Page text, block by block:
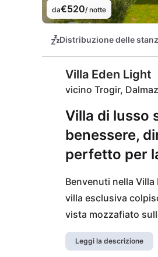
da€520/ notte
Distribuzione delle
Villa Eden Light
vicino Trogir,
Villa di lusso
benessere,
perfetto per
Benvenuti nella
villa esclusiva
vista mozzafiato
energie nell'area
raggiungi la
Leggi la descrizione